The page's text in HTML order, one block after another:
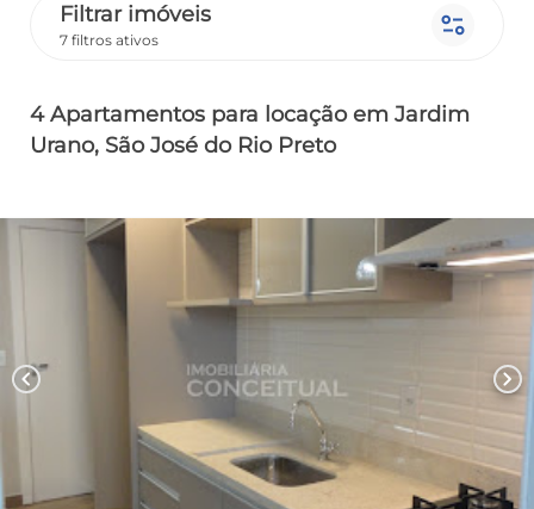
Filtrar imóveis
7 filtros ativos page_info
4 Apartamentos para locaçãoem Jardim
Urano, São José do Rio Preto
chevron_left chevron_right